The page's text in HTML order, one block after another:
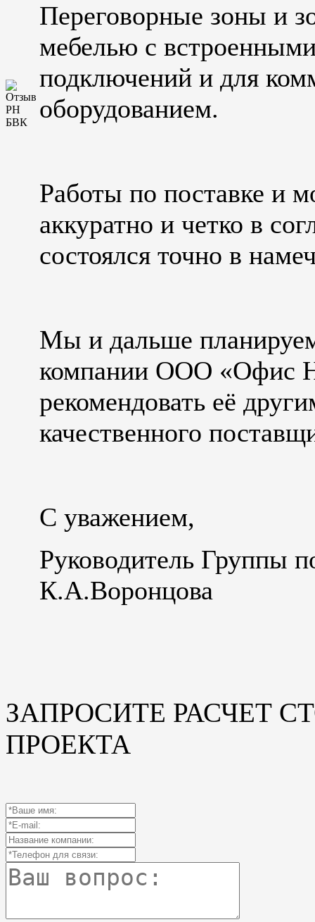
Переговорные зоны и
мебелью с
подключений и для
оборудованием.
Работы по поставке и
аккуратно и четко в
состоялся точно в
Мы и дальше
компании ООО «Офис
рекомендовать её
качественного
С уважением,
Руководитель Группы
К.А.Воронцова
ЗАПРОСИТЕ РАСЧЕТ
ПРОЕКТА